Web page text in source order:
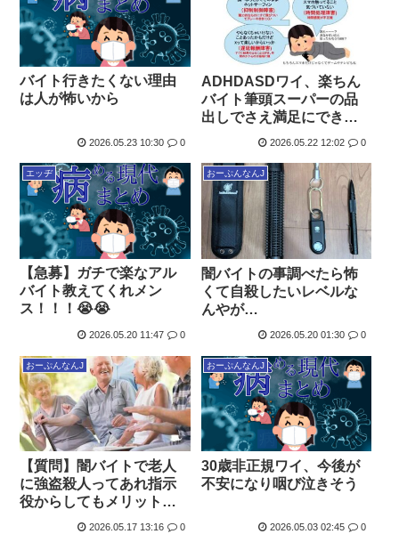
バイト行きたくない理由
は人が怖いから
2026.05.23 10:30 0
ADHDASDワイ、楽ちん
バイト筆頭スーパーの品
出しでさえ満足にできな
2026.05.22 12:02 0
エッヂ
【急募】ガチで楽なアル
バイト教えてくれメン
ス！！！😭😭
2026.05.20 11:47 0
おーぷんなんJ
闇バイトの事調べたら怖
くて自殺したいレベルな
んやが…
2026.05.20 01:30 0
おーぷんなんJ
【質問】闇バイトで老人
に強盗殺人ってあれ指示
役からしてもメリット無
くないか？
2026.05.17 13:16 0
おーぷんなんJ
30歳非正規ワイ、今後が
不安になり咽び泣きそう
2026.05.03 02:45 0